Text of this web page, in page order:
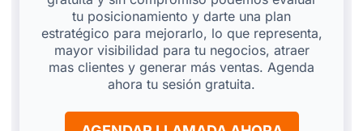
tu posicionamiento y darte una plan
estratégico para mejorarlo, lo que representa,
mayor visibilidad para tu negocios, atraer
mas clientes y generar más ventas. Agenda
ahora tu sesión gratuita.